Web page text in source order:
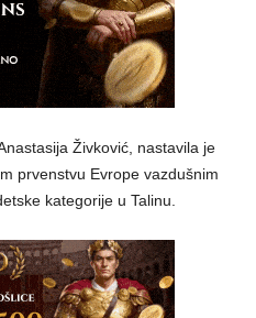
Živković, nastavila je
prvenstvu Evrope vazdušnim
kategorije u Talinu.